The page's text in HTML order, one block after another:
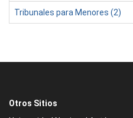
Tribunales para Menores (2)
Otros Sitios